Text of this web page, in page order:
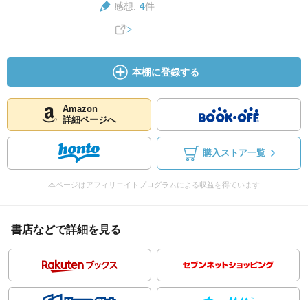
感想: 4件
本棚に登録する
Amazon
詳細ページへ
購入ストア一覧
本ページはアフィリエイトプログラムによる収益を得ています
書店などで詳細を見る